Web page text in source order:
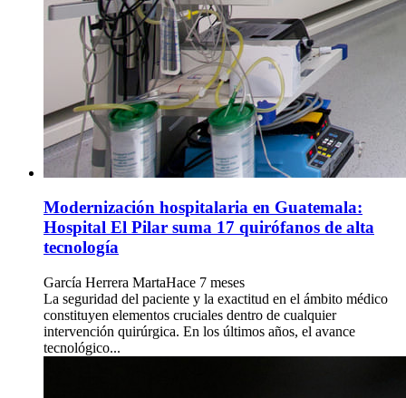
Modernización hospitalaria en Guatemala:
Hospital El Pilar suma 17 quirófanos de alta
tecnología
García Herrera MartaHace 7 meses
La seguridad del paciente y la exactitud en el ámbito médico
constituyen elementos cruciales dentro de cualquier
intervención quirúrgica. En los últimos años, el avance
tecnológico...